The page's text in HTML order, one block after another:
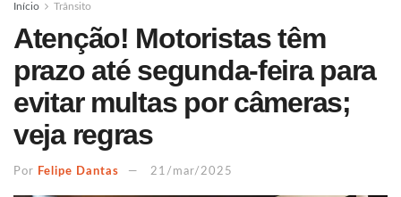
Início Trânsito
Atenção! Motoristas têm
prazo até segunda-feira para
evitar multas por câmeras;
veja regras
Por Felipe Dantas 21/mar/2025